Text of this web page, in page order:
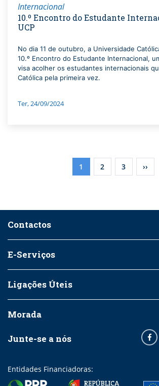
Internacional
10.º Encontro do Estudante
UCP
No dia 11 de outubro, a Universidade
10.º Encontro do Estudante Internacional,
visa acolher os estudantes internacionais
Católica pela primeira vez.
Ter, 24/09/2024
Paginação
Página
atual
1 Página
2 Página
3 ››
Contactos
E-Serviços
Ligações Úteis
Morada
Junte-se a nós
Entidades Financiadoras: